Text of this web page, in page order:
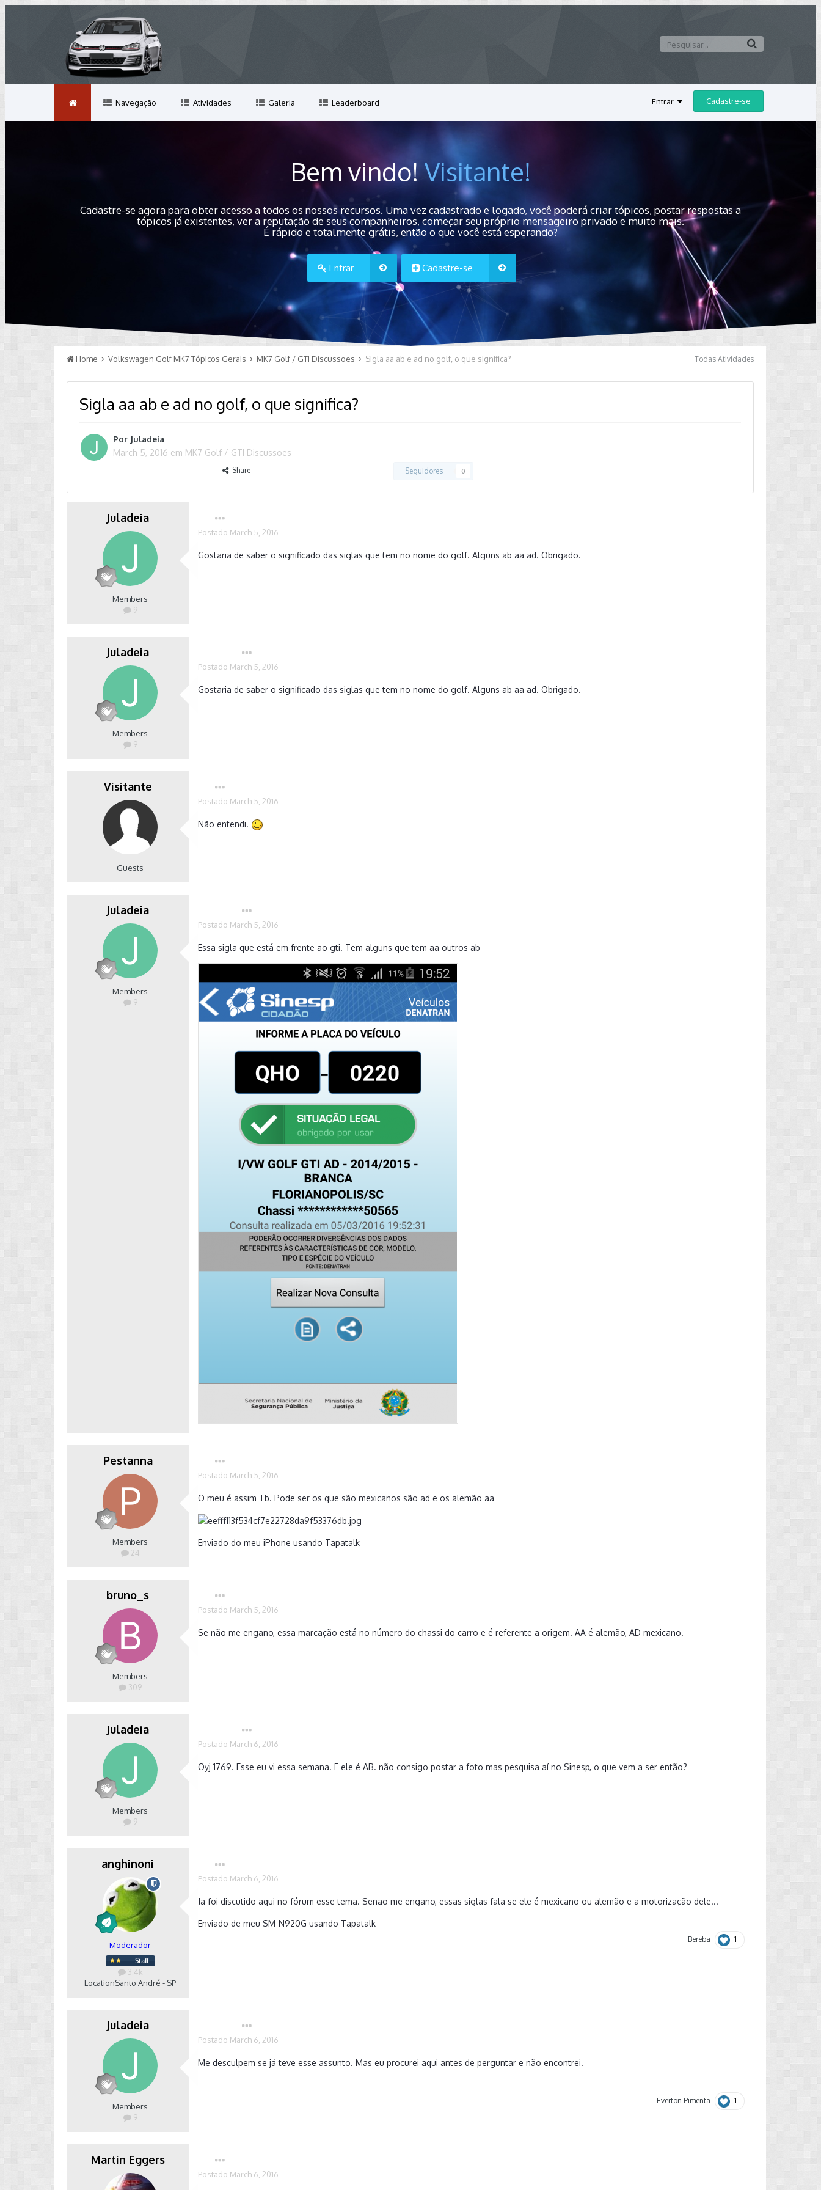
Entrar Cadastre-se
Navegação Atividades Galeria Leaderboard
Bem vindo!Visitante!
Cadastre-se agora para obter acesso a todos os nossos recursos. Uma vez cadastrado e logado, você poderá criar tópicos, postar respostas a
tópicos já existentes, ver a reputação de seus companheiros, começar seu próprio mensageiro privado e muito mais.
É rápido e totalmente grátis, então o que você está esperando?
Entrar Cadastre-se
Todas Atividades
Home Volkswagen Golf MK7 Tópicos Gerais MK7 Golf / GTI Discussoes Sigla aa ab e ad no golf, o que significa?
Sigla aa ab e ad no golf, o que significa?
Por Juladeia
March 5, 2016 em MK7 Golf / GTI Discussoes
Share Seguidores 0
Juladeia
Members
9
Postado March 5, 2016
Gostaria de saber o significado das siglas que tem no nome do golf. Alguns ab aa ad. Obrigado.
Juladeia
Members
9
Postado March 5, 2016
Gostaria de saber o significado das siglas que tem no nome do golf. Alguns ab aa ad. Obrigado.
Visitante
Guests
Postado March 5, 2016
Não entendi.
Juladeia
Members
9
Postado March 5, 2016
Essa sigla que está em frente ao gti. Tem alguns que tem aa outros ab
Pestanna
Members
24
Postado March 5, 2016
O meu é assim Tb. Pode ser os que são mexicanos são ad e os alemão aa
Enviado do meu iPhone usando Tapatalk
bruno_s
Members
309
Postado March 5, 2016
Se não me engano, essa marcação está no número do chassi do carro e é referente a origem. AA é alemão, AD mexicano.
Juladeia
Members
9
Postado March 6, 2016
Oyj 1769. Esse eu vi essa semana. E ele é AB. não consigo postar a foto mas pesquisa aí no Sinesp, o que vem a ser então?
anghinoni
Moderador
3.4k
LocationSanto André - SP
Postado March 6, 2016
Ja foi discutido aqui no fórum esse tema. Senao me engano, essas siglas fala se ele é mexicano ou alemão e a motorização dele...
Enviado de meu SM-N920G usando Tapatalk
Bereba 1
Juladeia
Members
9
Postado March 6, 2016
Me desculpem se já teve esse assunto. Mas eu procurei aqui antes de perguntar e não encontrei.
Everton Pimenta 1
Martin Eggers
Postado March 6, 2016